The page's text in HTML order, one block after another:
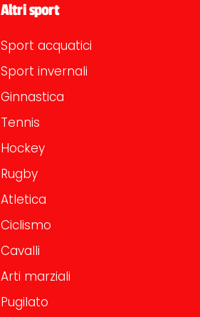
Altri sport
Sport acquatici
Sport invernali
Ginnastica
Tennis
Hockey
Rugby
Atletica
Ciclismo
Cavalli
Arti marziali
Pugilato